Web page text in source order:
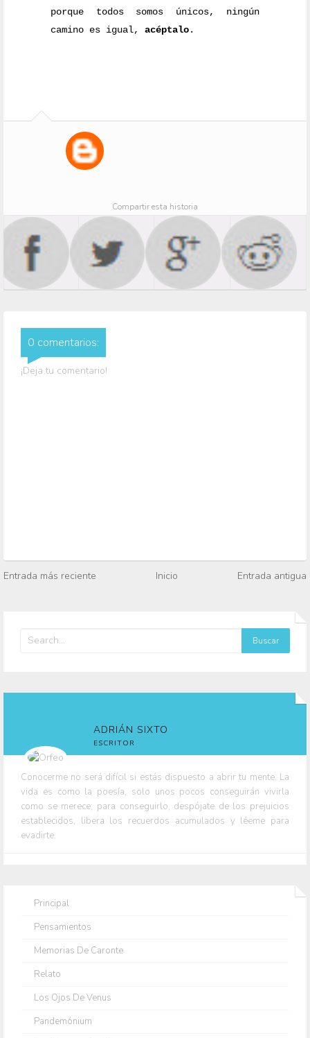
porque todos somos únicos, ningún
camino es igual, acéptalo.
Compartir esta historia
0 comentarios:
¡Deja tu comentario!
Entrada más reciente Inicio Entrada antigua
ADRIÁN SIXTO
ESCRITOR
Conocerme no será difícil si estás dispuesto a abrir tu mente. La
vida es como la poesía, solo unos pocos conseguirán vivirla
como se merece; para conseguirlo, despójate de los prejuicios
establecidos, libera los recuerdos acumulados y léeme para
evadirte.
Principal
Pensamientos
Memorias De Caronte
Relato
Los Ojos De Venus
Pandemónium